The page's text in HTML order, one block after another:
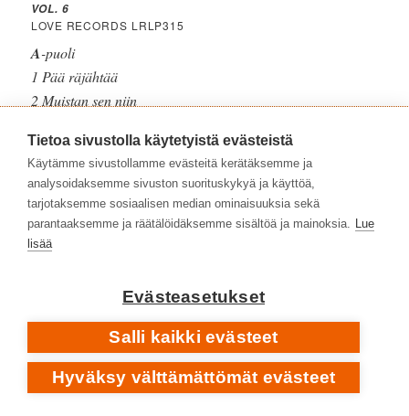
VOL. 6
LOVE RECORDS LRLP315
A-puoli
1 Pää räjähtää
2 Muistan sen niin
4 Kivi jota vierittää I
5 Kivi jota vierittää II
6 Kivi jota vierittää III
B-puoli
1 Yksi flirtti
3 Matkalla tutkalla
Saimaa|Facebook
Saimaa|Instagram
Tietoa sivustolla käytetyistä evästeistä
Käytämme sivustollamme evästeitä kerätäksemme ja
analysoidaksemme sivuston suorituskykyä ja käyttöä,
tarjotaksemme sosiaalisen median ominaisuuksia sekä
parantaaksemme ja räätälöidäksemme sisältöä ja mainoksia. Lue
lisää
Evästeasetukset
Salli kaikki evästeet
Hyväksy välttämättömät evästeet